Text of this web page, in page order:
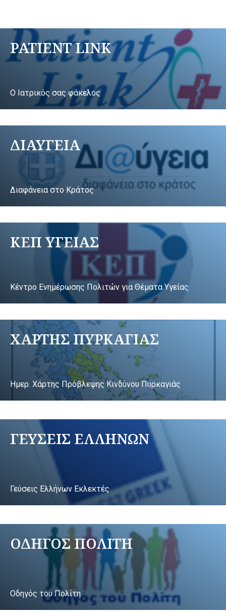
PATIENT LINK
Ο Ιατρικός σας φάκελος
ΔΙΑΥΓΕΙΑ
Διαφάνεια στο Κράτος
ΚΕΠ ΥΓΕΙΑΣ
Κέντρο Ενημέρωσης Πολιτών για Θέματα Υγείας
ΧΑΡΤΗΣ ΠΥΡΚΑΓΙΑΣ
Ημερ. Χάρτης Πρόβλεψης Κινδύνου Πυρκαγιάς
ΓΕΥΣΕΙΣ ΕΛΛΗΝΩΝ
Γεύσεις Ελλήνων Εκλεκτές
ΟΔΗΓΟΣ ΠΟΛΙΤΗ
Οδηγός του Πολίτη